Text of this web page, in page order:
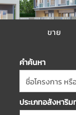
ขาย
คำค้นหา
ชื่อโครงการ หรื
ประเภทอสังหาริ